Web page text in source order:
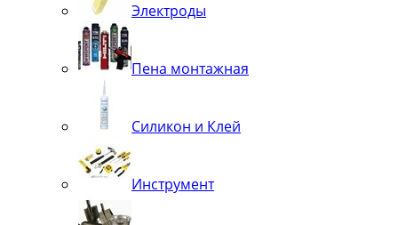
Электроды
Пена монтажная
Силикон и Клей
Инструмент